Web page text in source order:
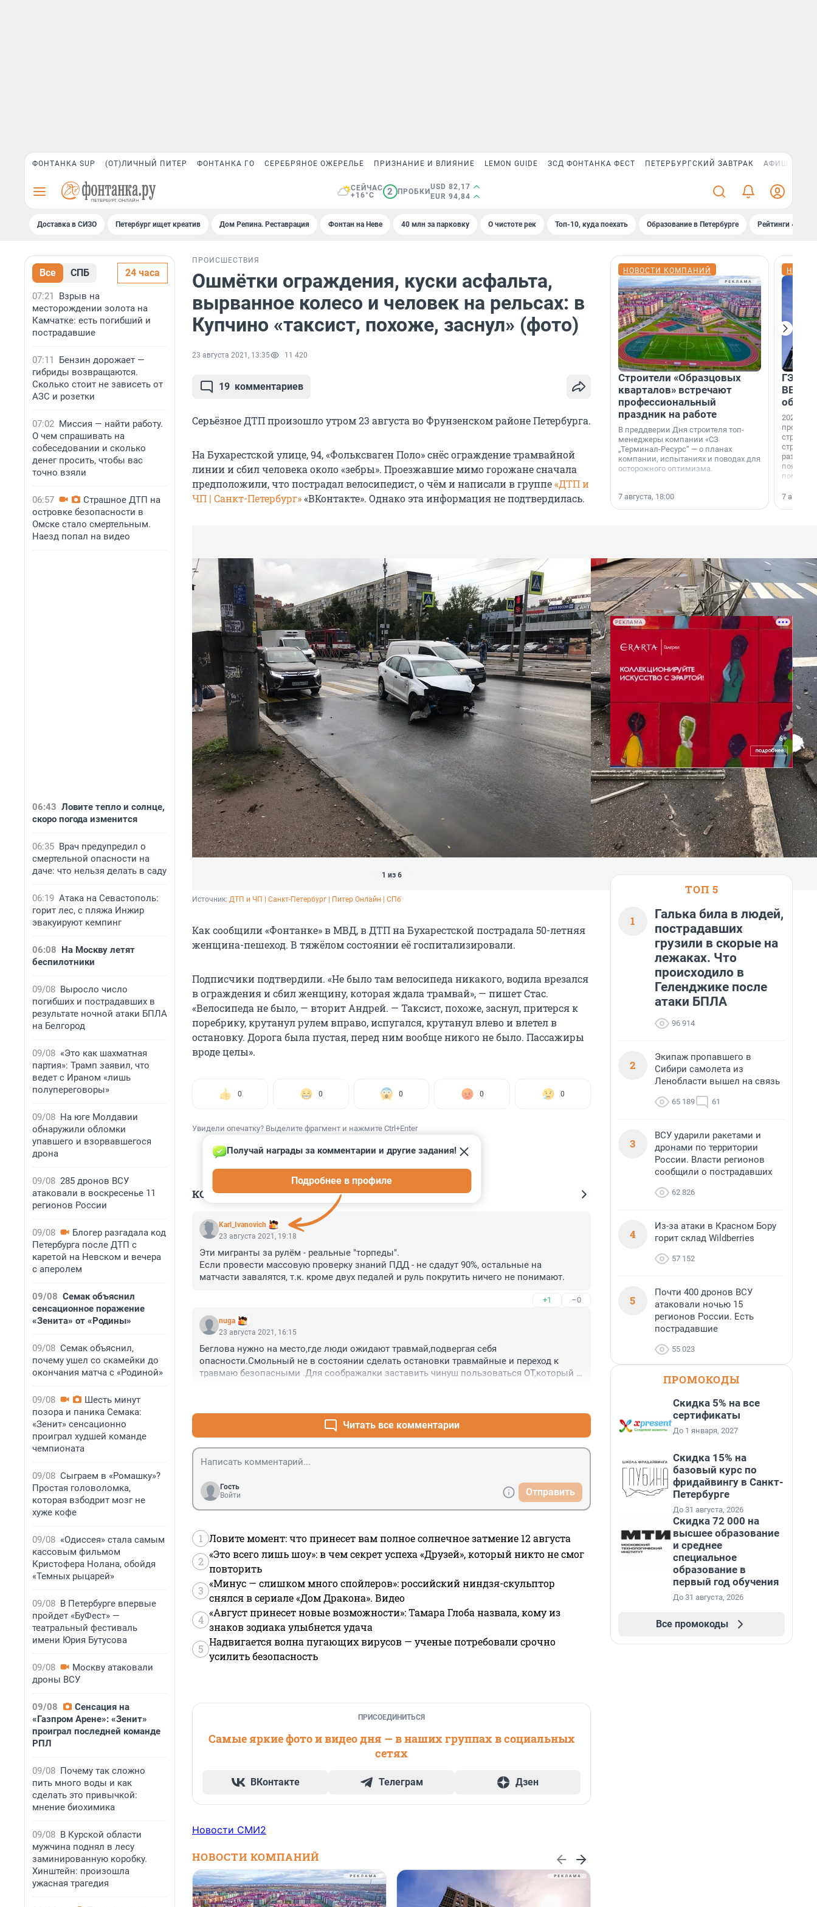
ФОНТАНКА SUP (ОТ)ЛИЧНЫЙ ПИТЕР ФОНТАНКА ГО СЕРЕБРЯНОЕ ОЖЕРЕЛЬЕ ПРИЗНАНИЕ И ВЛИЯНИЕ LEMON GUIDE ЗСД ФОНТАНКА ФЕСТ ПЕТЕРБУРГСКИЙ ЗАВТРАК АФИША PLUS
СЕЙЧАС
+16°C
2 ПРОБКИ
USD 82,17
EUR 94,84
Доставка в СИЗО Петербург ищет креатив Дом Репина. Реставрация Фонтан на Неве 40 млн за парковку О чистоте рек Топ-10, куда поехать Образование в Петербурге Рейтинги
Все СПБ 24 часа
07:21
Взрыв на
месторождении золота на
Камчатке: есть погибший и
пострадавшие
07:11
Бензин дорожает —
гибриды возвращаются.
Сколько стоит не зависеть от
АЗС и розетки
07:02 Миссия — найти работу.
О чем спрашивать на
собеседовании и сколько
денег просить, чтобы вас
точно взяли
06:57
Страшное ДТП на
островке безопасности в
Омске стало смертельным.
Наезд попал на видео
06:43 Ловите тепло и солнце,
скоро погода изменится
06:35 Врач предупредил о
смертельной опасности на
даче: что нельзя делать в саду
06:19 Атака на Севастополь:
горит лес, с пляжа Инжир
эвакуируют кемпинг
06:08 На Москву летят
беспилотники
09/08 Выросло число
погибших и пострадавших в
результате ночной атаки БПЛА
на Белгород
09/08 «Это как шахматная
партия»: Трамп заявил, что
ведет с Ираном «лишь
полупереговоры»
09/08 На юге Молдавии
обнаружили обломки
упавшего и взорвавшегося
дрона
09/08 285 дронов ВСУ
атаковали в воскресенье 11
регионов России
09/08
Блогер разгадала код
Петербурга после ДТП с
каретой на Невском и вечера
с аперолем
09/08 Семак объяснил
сенсационное поражение
«Зенита» от «Родины»
09/08 Семак объяснил,
почему ушел со скамейки до
окончания матча с «Родиной»
09/08
Шесть минут
позора и паника Семака:
«Зенит» сенсационно
проиграл худшей команде
чемпионата
09/08 Сыграем в «Ромашку»?
Простая головоломка,
которая взбодрит мозг не
хуже кофе
09/08 «Одиссея» стала самым
кассовым фильмом
Кристофера Нолана, обойдя
«Темных рыцарей»
09/08 В Петербурге впервые
пройдет «БуФест» —
театральный фестиваль
имени Юрия Бутусова
09/08
Москву атаковали
дроны ВСУ
09/08
Сенсация на
«Газпром Арене»: «Зенит»
проиграл последней команде
РПЛ
09/08 Почему так сложно
пить много воды и как
сделать это привычкой:
мнение биохимика
09/08 В Курской области
мужчина поднял в лесу
заминированную коробку.
Хинштейн: произошла
ужасная трагедия
ПРОИСШЕСТВИЯ
Ошмётки ограждения, куски асфальта,
вырванное колесо и человек на рельсах: в
Купчино «таксист, похоже, заснул» (фото)
23 августа 2021, 13:35 11 420
19 комментариев
Серьёзное ДТП произошло утром 23 августа во Фрунзенском районе Петербурга.
На Бухарестской улице, 94, «Фольксваген Поло» снёс ограждение трамвайной
линии и сбил человека около «зебры». Проезжавшие мимо горожане сначала
предположили, что пострадал велосипедист, о чём и написали в группе«ДТП и
ЧП | Санкт-Петербург»«ВКонтакте». Однако эта информация не подтвердилась.
1 из 6
Источник: ДТП и ЧП | Санкт-Петербург | Питер Онлайн | СПб
Как сообщили «Фонтанке» в МВД, в ДТП на Бухарестской пострадала 50-летняя
женщина-пешеход. В тяжёлом состоянии её госпитализировали.
Подписчики подтвердили. «Не было там велосипеда никакого, водила врезался
в ограждения и сбил женщину, которая ждала трамвай», — пишет Стас.
«Велосипеда не было, — вторит Андрей. — Таксист, похоже, заснул, притерся к
поребрику, крутанул рулем вправо, испугался, крутанул влево и влетел в
остановку. Дорога была пустая, перед ним вообще никого не было. Пассажиры
вроде целы».
0 0 0 0 0
Увидели опечатку? Выделите фрагмент и нажмите Ctrl+Enter
КОММЕНТАРИИ 19
Karl_Ivanovich
Получай награды за комментарии и другие задания!
Подробнее в профиле
23 августа 2021, 19:18
Эти мигранты за рулём - реальные "торпеды".
Если провести массовую проверку знаний ПДД - не сдадут 90%, остальные на
матчасти завалятся, т.к. кроме двух педалей и руль покрутить ничего не понимают.
+1 –0
nuga
23 августа 2021, 16:15
Беглова нужно на место,где люди ожидают травмай,подвергая себя
опасности.Смольный не в состоянии сделать остановки травмайные и переход к
травмаю безопасными .Для соображалки заставить чинуш пользоваться ОТ,который
Читать все комментарии
Гость
Войти
Отправить
1 Ловите момент: что принесет вам полное солнечное затмение 12 августа
2
«Это всего лишь шоу»: в чем секрет успеха «Друзей», который никто не смог
повторить
3
«Минус — слишком много спойлеров»: российский ниндзя-скульптор
снялся в сериале «Дом Дракона». Видео
4
«Август принесет новые возможности»: Тамара Глоба назвала, кому из
знаков зодиака улыбнется удача
5
Надвигается волна пугающих вирусов — ученые потребовали срочно
усилить безопасность
ПРИСОЕДИНИТЬСЯ
Самые яркие фото и видео дня — в наших группах в социальных
сетях
ВКонтакте Телеграм Дзен
Новости СМИ2
НОВОСТИ КОМПАНИЙ
НОВОСТИ КОМПАНИЙ
Строители «Образцовых
кварталов» встречают
профессиональный
праздник на работе
В преддверии Дня строителя топ-
менеджеры компании «СЗ
„Терминал-Ресурс“ — о планах
компании, испытаниях и поводах для
осторожного оптимизма.
7 августа, 18:00
ГЭС,
ВВП: в
об
2026-й —
раз. В
7
РЕКЛАМА
ТОП 5
1
Галька била в людей,
пострадавших
грузили в скорые на
лежаках. Что
происходило в
Геленджике после
атаки БПЛА
96 914
2
Экипаж пропавшего в
Сибири самолета из
Ленобласти вышел на связь
65 189 61
3
ВСУ ударили ракетами и
дронами по территории
России. Власти регионов
сообщили о пострадавших
62 826
4
Из-за атаки в Красном Бору
горит склад Wildberries
57 152
5
Почти 400 дронов ВСУ
атаковали ночью 15
регионов России. Есть
пострадавшие
55 023
ПРОМОКОДЫ
Скидка 5% на все
сертификаты
До 1 января, 2027
Скидка 15% на
базовый курс по
фридайвингу в Санкт-
Петербурге
До 31 августа, 2026
Скидка 72 000 на
высшее образование
и среднее
специальное
образование в
первый год обучения
До 31 августа, 2026
Все промокоды